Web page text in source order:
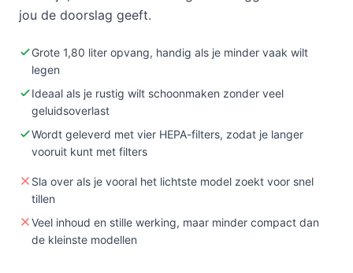
jou de doorslag geeft.
Grote 1,80 liter opvang, handig als je minder vaak wilt
legen
Ideaal als je rustig wilt schoonmaken zonder veel
geluidsoverlast
Wordt geleverd met vier HEPA-filters, zodat je langer
vooruit kunt met filters
Sla over als je vooral het lichtste model zoekt voor snel
tillen
Veel inhoud en stille werking, maar minder compact dan
de kleinste modellen